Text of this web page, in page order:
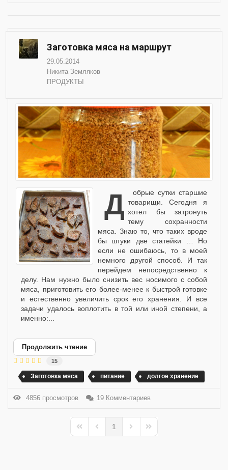
Заготовка мяса на маршрут
29.05.2014
Никита Земляков
ПРОДУКТЫ
Добрые сутки старшие товарищи. Сегодня я
хотел бы затронуть
тему сохранности
мяса. Знаю то, что таких вроде
бы штуки две статейки … Но
если не ошибаюсь, то в моей
немного другой способ. И так
перейдем непосредственно к
делу. Нам нужно было снизить вес носимого с собой
мяса, приготовить его более-менее к быстрой готовке
и естественно увеличить срок его хранения. И все
задачи удалось воплотить в той или иной степени, а
именно:...
Продолжить чтение
15
Заготовка мяса питание долгое хранение
4856 просмотров 19 Комментариев
First PagePrevious Page
1
Next PageLast Page